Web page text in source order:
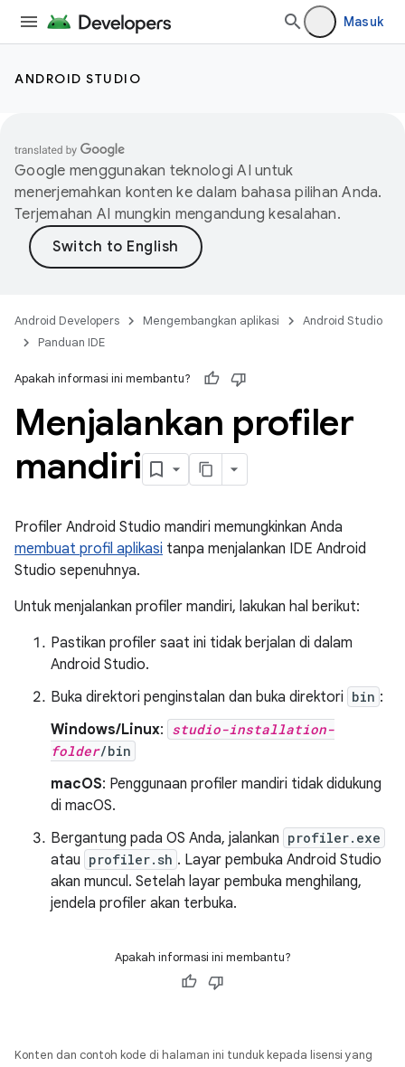
Masuk
ANDROID STUDIO
Google menggunakan teknologi AI untuk
menerjemahkan konten ke dalam bahasa pilihan Anda.
Terjemahan AI mungkin mengandung kesalahan.
Android Developers Mengembangkan aplikasi
Android Studio
Panduan IDE
Apakah informasi ini membantu?
Menjalankan profiler
mandiri
Profiler Android Studio mandiri memungkinkan Anda
membuat profil aplikasi tanpa menjalankan IDE Android
Studio sepenuhnya.
Untuk menjalankan profiler mandiri, lakukan hal berikut:
Pastikan profiler saat ini tidak berjalan di dalam
Android Studio.
Buka direktori penginstalan dan buka direktori bin :
Windows/Linux: studio-installation-
folder/bin
macOS: Penggunaan profiler mandiri tidak didukung
di macOS.
Bergantung pada OS Anda, jalankan profiler.exe
atau profiler.sh . Layar pembuka Android Studio
akan muncul. Setelah layar pembuka menghilang,
jendela profiler akan terbuka.
Apakah informasi ini membantu?
Konten dan contoh kode di halaman ini tunduk kepada lisensi yang